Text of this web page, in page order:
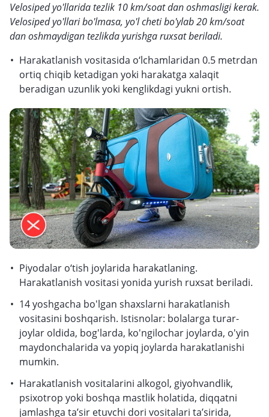
Velosiped yo'llarida tezlik 10 km/soat dan oshmasligi kerak.
Velosiped yo'llari bo'lmasa, yo'l cheti bo'ylab 20 km/soat
dan oshmaydigan tezlikda yurishga ruxsat beriladi.
Harakatlanish vositasida o‘lchamlaridan 0.5 metrdan
ortiq chiqib ketadigan yoki harakatga xalaqit
beradigan uzunlik yoki kenglikdagi yukni ortish.
Piyodalar o‘tish joylarida harakatlaning.
Harakatlanish vositasi yonida yurish ruxsat beriladi.
14 yoshgacha bo'lgan shaxslarni harakatlanish
vositasini boshqarish. Istisnolar: bolalarga turar-
joylar oldida, bog'larda, ko'ngilochar joylarda, o'yin
maydonchalarida va yopiq joylarda harakatlanishi
mumkin.
Harakatlanish vositalarini alkogol, giyohvandlik,
psixotrop yoki boshqa mastlik holatida, diqqatni
jamlashga ta’sir etuvchi dori vositalari ta’sirida,